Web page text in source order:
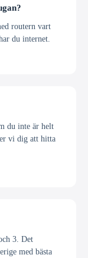
routern vart
du internet.
du inte är helt
vi dig att hitta
3. Det
med bästa